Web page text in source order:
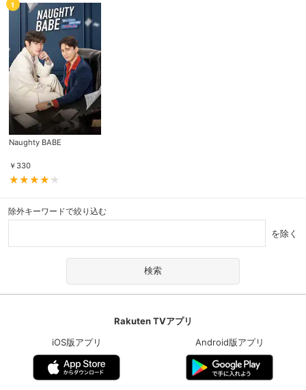
1
Naughty BABE
￥ 330
除外キーワードで絞り込む
を除く
Rakuten TVアプリ
iOS版アプリ
Android版アプリ